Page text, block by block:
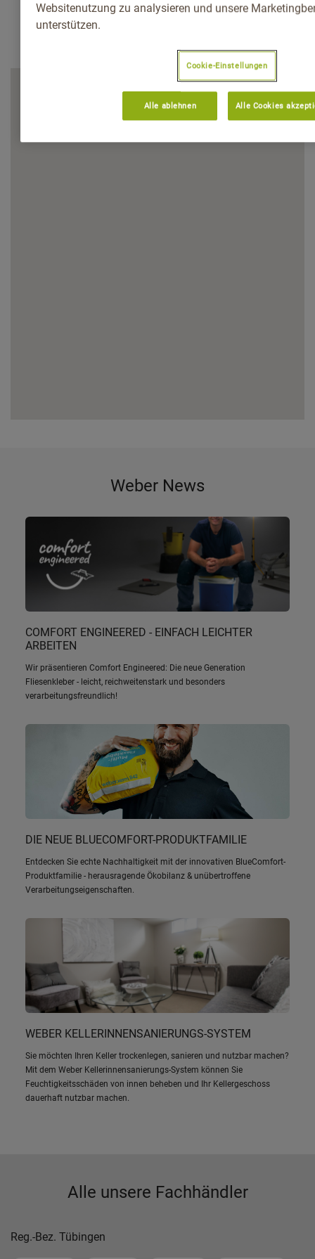
Weber News
COMFORT ENGINEERED - EINFACH LEICHTER
ARBEITEN
Wir präsentieren Comfort Engineered: Die neue Generation
Fliesenkleber - leicht, reichweitenstark und besonders
verarbeitungsfreundlich!
DIE NEUE BLUECOMFORT-PRODUKTFAMILIE
Entdecken Sie echte Nachhaltigkeit mit der innovativen BlueComfort-
Produktfamilie - herausragende Ökobilanz & unübertroffene
Verarbeitungseigenschaften.
WEBER KELLERINNENSANIERUNGS-SYSTEM
Sie möchten Ihren Keller trockenlegen, sanieren und nutzbar machen?
Mit dem Weber Kellerinnensanierungs-System können Sie
Feuchtigkeitsschäden von innen beheben und Ihr Kellergeschoss
dauerhaft nutzbar machen.
Alle unsere Fachhändler
Reg.-Bez. Tübingen
Websitenutzung zu analysieren und unsere
unterstützen.
Cookie-Einstellungen
Alle ablehnen Alle Cookies